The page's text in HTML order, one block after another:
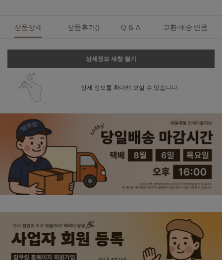
상품상세 상품후기() Q & A 교환·배송·반품
상세정보 새창 열기
상세 정보를 확대해 보실 수 있습니다.